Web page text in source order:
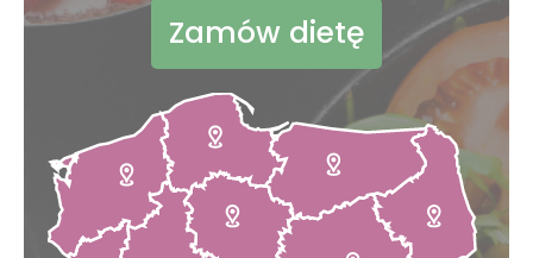
Zamów dietę